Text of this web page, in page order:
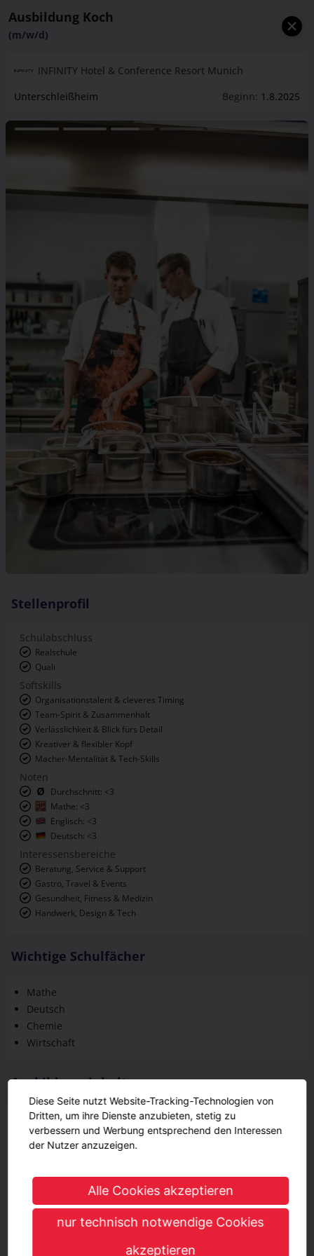
Ausbildung Koch
(m/w/d)
INFINITY Hotel & Conference Resort Munich
Unterschleißheim
Beginn: 1.8.2025
Stellenprofil
Schulabschluss
Realschule
Quali
Softskills
Organisationstalent & cleveres Timing
Team-Spirit & Zusammenhalt
Verlässlichkeit & Blick fürs Detail
Kreativer & flexibler Kopf
Macher-Mentalität & Tech-Skills
Noten
Durchschnitt: <3
Mathe: <3
Englisch: <3
Deutsch: <3
Interessensbereiche
Beratung, Service & Support
Gastro, Travel & Events
Gesundheit, Fitness & Medizin
Handwerk, Design & Tech
Wichtige Schulfächer
Mathe
Deutsch
Chemie
Wirtschaft
Ausbildungsinhalte
Planung der Arbeitsabläufe
Zubereitung der Gerichte und Beratung der Gäste
Erstellung von Speisekarten und Menüpläne und der
Einkauf von Lebensmitteln und Zutaten, Prüfung des
Bedarfs, der Kosten und Qualität
Lagerung und Kontrolle der Lebensmittel
Professionelle Herstellung von Speisen und deren
Diese Seite nutzt Website-Tracking-Technologien von
Dritten, um ihre Dienste anzubieten, stetig zu
verbessern und Werbung entsprechend den Interessen
der Nutzer anzuzeigen.
Alle Cookies akzeptieren
nur technisch notwendige Cookies
akzeptieren